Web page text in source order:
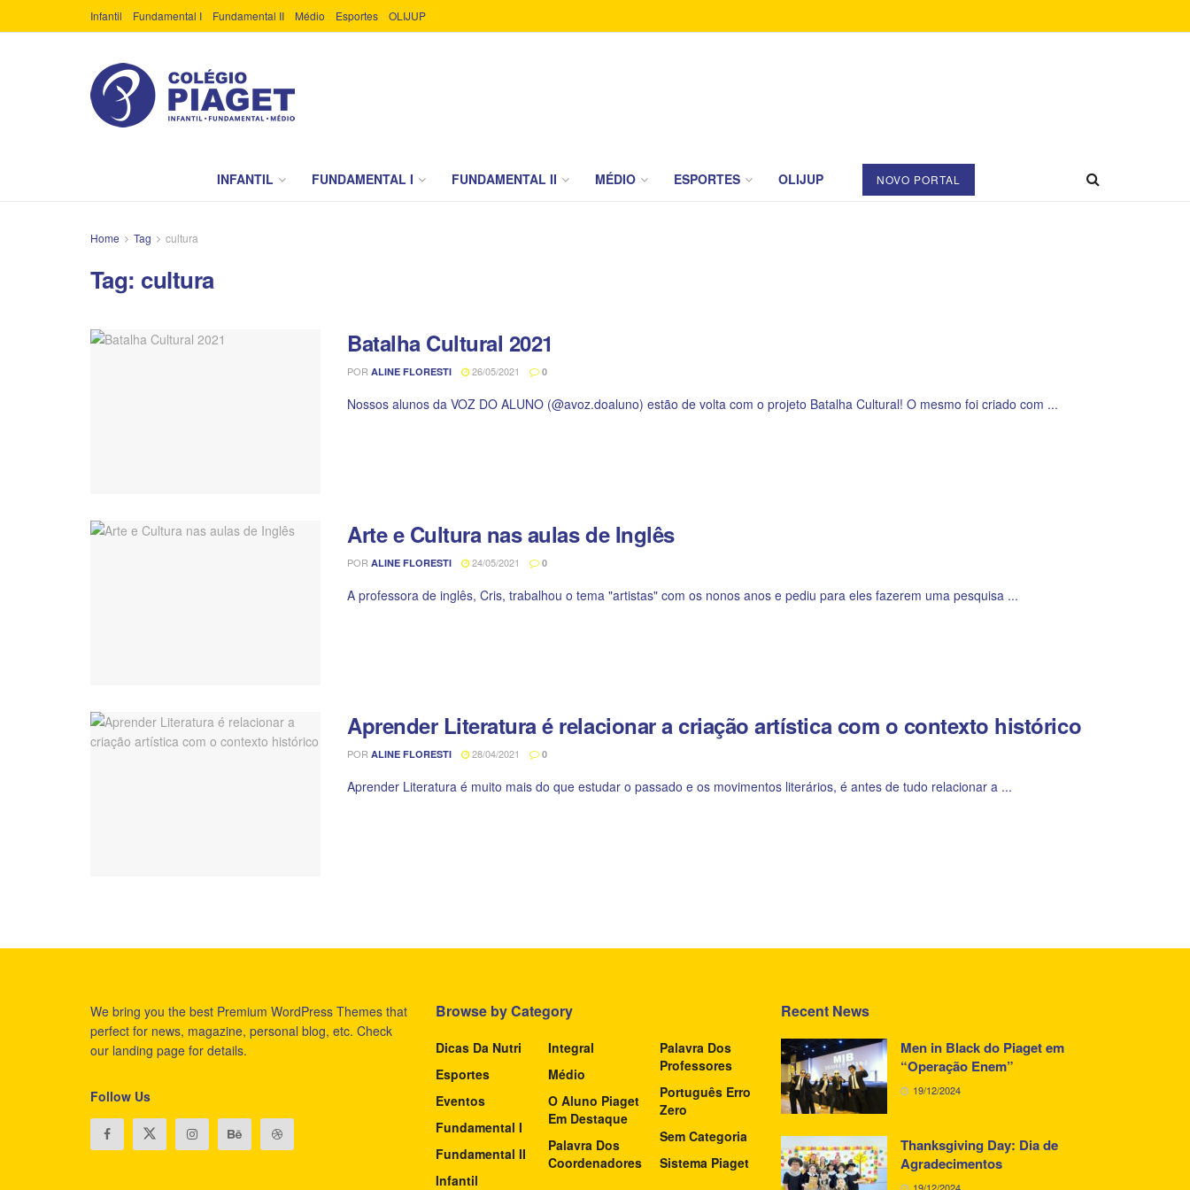
Infantil Fundamental I Fundamental II Médio Esportes OLIJUP
INFANTIL FUNDAMENTAL I FUNDAMENTAL II MÉDIO ESPORTES OLIJUP NOVO PORTAL
Home Tag cultura
Tag: cultura
Batalha Cultural 2021
POR ALINE FLORESTI 26/05/2021 0
Nossos alunos da VOZ DO ALUNO (@avoz.doaluno) estão de volta com o projeto Batalha Cultural! O mesmo foi criado com ...
Arte e Cultura nas aulas de Inglês
POR ALINE FLORESTI 24/05/2021 0
A professora de inglês, Cris, trabalhou o tema "artistas" com os nonos anos e pediu para eles fazerem uma pesquisa ...
Aprender Literatura é relacionar a criação artística com o contexto histórico
POR ALINE FLORESTI 28/04/2021 0
Aprender Literatura é muito mais do que estudar o passado e os movimentos literários, é antes de tudo relacionar a ...
We bring you the best Premium WordPress Themes that
perfect for news, magazine, personal blog, etc. Check
our landing page for details.
Follow Us
Browse by Category
Dicas Da Nutri
Esportes
Eventos
Fundamental I
Fundamental II
Infantil
Integral
Médio
O Aluno Piaget
Em Destaque
Palavra Dos
Coordenadores
Palavra Dos
Professores
Português Erro
Zero
Sem Categoria
Sistema Piaget
Recent News
Men in Black do Piaget em
“Operação Enem”
19/12/2024
Thanksgiving Day: Dia de
Agradecimentos